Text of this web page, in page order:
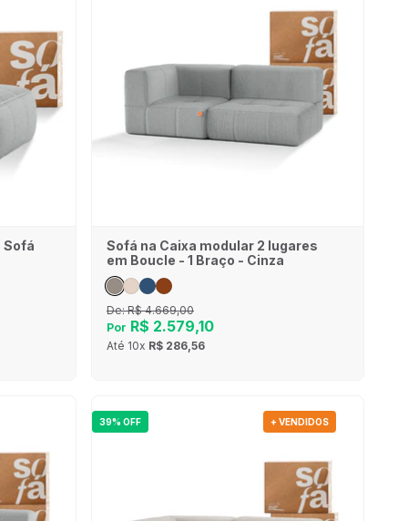
Sofá
Sofá na Caixa modular 2 lugares
em Boucle - 1 Braço - Cinza
De:R$ 4.669,00
Por R$ 2.579,10
Até 10x R$ 286,56
39% OFF + VENDIDOS